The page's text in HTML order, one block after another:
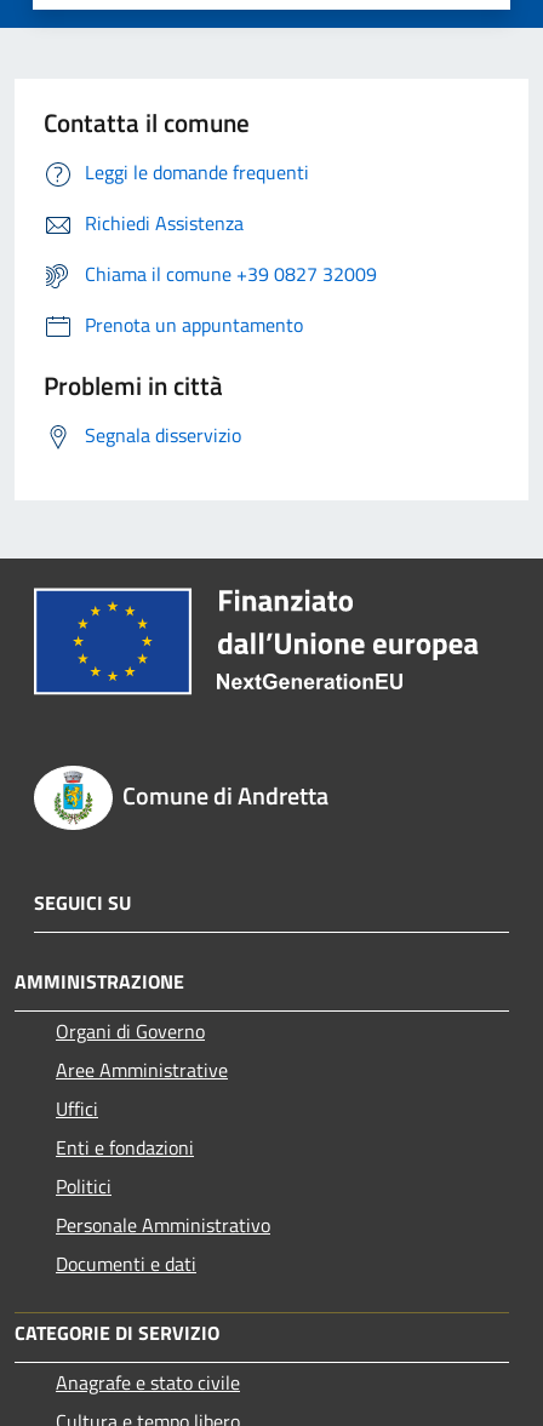
Contatta il comune
Leggi le domande frequenti
Richiedi Assistenza
Chiama il comune +39 0827 32009
Prenota un appuntamento
Problemi in città
Segnala disservizio
Comune di Andretta
SEGUICI SU
AMMINISTRAZIONE
Organi di Governo
Aree Amministrative
Uffici
Enti e fondazioni
Politici
Personale Amministrativo
Documenti e dati
CATEGORIE DI SERVIZIO
Anagrafe e stato civile